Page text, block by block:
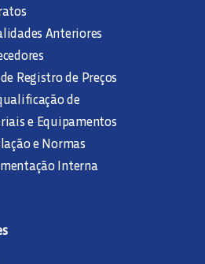
Anteriores
Registro de Preços
de
e Equipamentos
e Normas
Interna